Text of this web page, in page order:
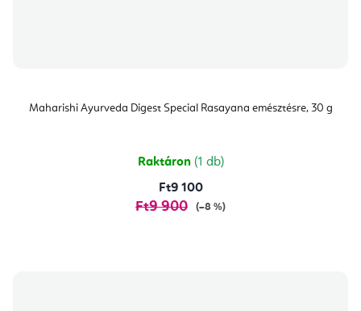
Maharishi Ayurveda Digest Special Rasayana emésztésre, 30 g
Raktáron (1 db)
Ft9 100
Ft9 900 (–8 %)